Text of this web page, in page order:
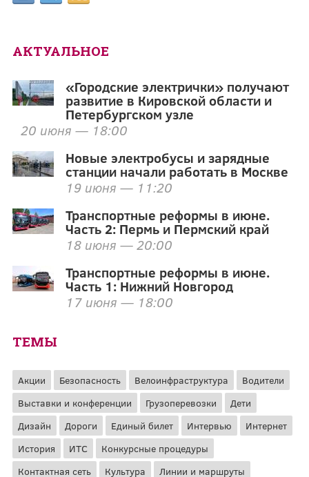
АКТУАЛЬНОЕ
«Городские электрички» получают
развитие в Кировской области и
Петербургском узле
20 июня — 18:00
Новые электробусы и зарядные
станции начали работать в Москве
19 июня — 11:20
Транспортные реформы в июне.
Часть 2: Пермь и Пермский край
18 июня — 20:00
Транспортные реформы в июне.
Часть 1: Нижний Новгород
17 июня — 18:00
ТЕМЫ
Акции Безопасность Велоинфраструктура
Водители
Выставки и конференции
Грузоперевозки
Дети
Дизайн
Дороги Единый билет Интервью
Интернет
История
ИТС
Конкурсные процедуры
Контактная сеть
Культура Линии и маршруты